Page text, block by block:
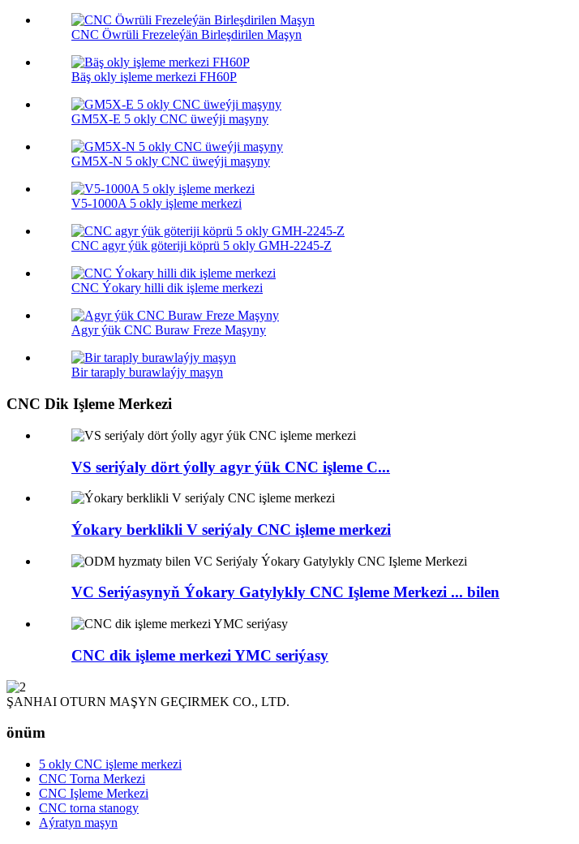
CNC Öwrüli Frezeleýän Birleşdirilen Maşyn
Bäş okly işleme merkezi FH60P
GM5X-E 5 okly CNC üweýji maşyny
GM5X-N 5 okly CNC üweýji maşyny
V5-1000A 5 okly işleme merkezi
CNC agyr ýük göteriji köprü 5 okly GMH-2245-Z
CNC Ýokary hilli dik işleme merkezi
Agyr ýük CNC Buraw Freze Maşyny
Bir taraply burawlaýjy maşyn
CNC Dik Işleme Merkezi
VS seriýaly dört ýolly agyr ýük CNC işleme C...
Ýokary berklikli V seriýaly CNC işleme merkezi
VC Seriýasynyň Ýokary Gatylykly CNC Işleme Merkezi ... bilen
CNC dik işleme merkezi YMC seriýasy
ŞANHAI OTURN MAŞYN GEÇIRMEK CO., LTD.
önüm
5 okly CNC işleme merkezi
CNC Torna Merkezi
CNC Işleme Merkezi
CNC torna stanogy
Aýratyn maşyn